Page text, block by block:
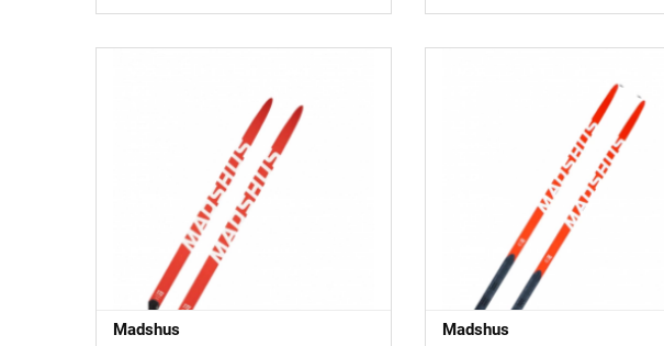
Madshus Madshus